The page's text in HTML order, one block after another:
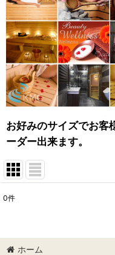
お好みのサイズでお客
ーダー出来ます。
並び順:
0件
ホーム